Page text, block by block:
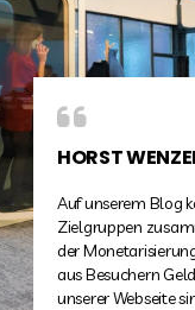
VOLKER
Wir nutzen The
Alternative und
gute Erfahrungen
sehr schnell und
Accountmanager